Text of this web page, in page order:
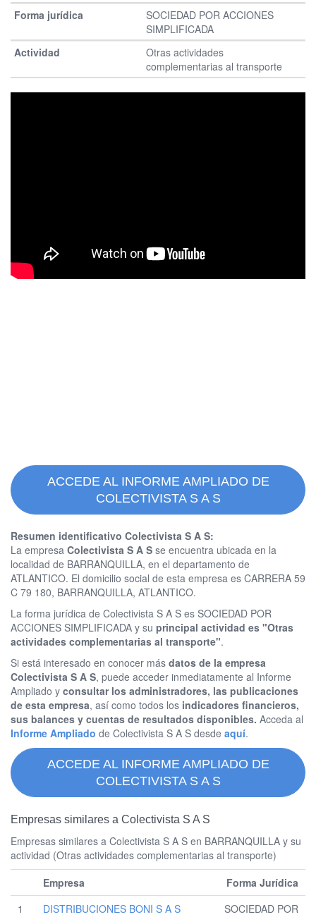
SOCIEDAD POR ACCIONES
SIMPLIFICADA
Otras actividades
complementarias al transporte
ACCEDE AL INFORME AMPLIADO DE
COLECTIVISTA S A S
Resumen identificativo Colectivista S A S:
La empresa Colectivista S A S se encuentra ubicada en la
localidad de BARRANQUILLA, en el departamento de
ATLANTICO. El domicilio social de esta empresa es CARRERA 59
C 79 180, BARRANQUILLA, ATLANTICO.
La forma jurídica de Colectivista S A S es SOCIEDAD POR
ACCIONES SIMPLIFICADA y su principal actividad es "Otras
actividades complementarias al transporte".
Si está interesado en conocer más datos de la empresa
Colectivista S A S, puede acceder inmediatamente al Informe
Ampliado y consultar los administradores, las publicaciones
de esta empresa, así como todos los indicadores financieros,
sus balances y cuentas de resultados disponibles. Acceda al
Informe Ampliado de Colectivista S A S desde aquí.
ACCEDE AL INFORME AMPLIADO DE
COLECTIVISTA S A S
Empresas similares a Colectivista S A S
Empresas similares a Colectivista S A S en BARRANQUILLA y su
actividad (Otras actividades complementarias al transporte)
Empresa
Forma Jurídica
1
DISTRIBUCIONES BONI S A S
SOCIEDAD POR